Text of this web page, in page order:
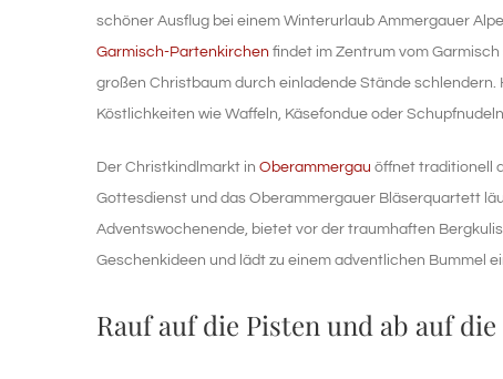
schöner Ausflug bei einem Winterurlaub Ammergauer
Garmisch-Partenkirchen findet im Zentrum vom
großen Christbaum durch einladende Stände
Köstlichkeiten wie Waffeln, Käsefondue oder
Der Christkindlmarkt in Oberammergau öffnet traditionell
Gottesdienst und das Oberammergauer Bläserquartett
Adventswochenende, bietet vor der traumhaften
Geschenkideen und lädt zu einem adventlichen Bummel
Rauf auf die Pisten und ab auf